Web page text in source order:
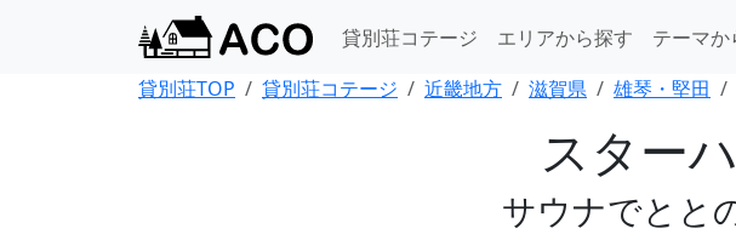
貸別荘コテージ エリアから探す テーマか
貸別荘TOP
貸別荘コテージ 近畿地方 滋賀県 雄琴・堅田
スター
サウナでとと